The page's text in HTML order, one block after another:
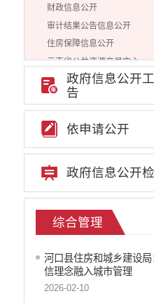
财政信息公开
审计结果公告信息公开
住房保障信息公开
云南省公共资源交易中心
环境保护信息公开
价格和收费信息公开
重大建设项目信息公开
医疗卫生机构信息公开
旅游市场秩序和服务质量信
征地信息公开
乡村振兴工作信息公开
创建国家园林县城
政府信息公开
告
依申请公开
政府信息公开
综合管理
河口县住房和城乡建设
信理念融入城市管理
2026-02-10